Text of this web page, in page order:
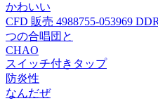
かわいい
CFD 販売 4988755-053969
つの合唱団と
CHAO
スイッチ付きタップ
防炎性
なんだぜ